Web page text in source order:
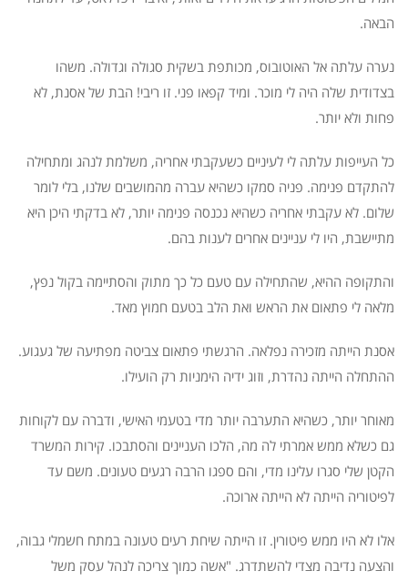
הבאה.
נערה עלתה אל האוטובוס, מכותפת בשקית סגולה וגדולה. משהו
בצדודית שלה היה לי מוכר. ומיד קפאו פני. זו ריבי! הבת של אסנת, לא
פחות ולא יותר.
כל העייפות עלתה לי לעיניים כשעקבתי אחריה, משלמת לנהג ומתחילה
להתקדם פנימה. פניה סמקו כשהיא עברה מהמושבים שלנו, בלי לומר
שלום. לא עקבתי אחריה כשהיא נכנסה פנימה יותר, לא בדקתי היכן היא
מתיישבת, היו לי עניינים אחרים לענות בהם.
והתקופה ההיא, שהתחילה עם טעם כל כך מתוק והסתיימה בקול נפץ,
מלאה לי פתאום את הראש ואת הלב בטעם חמוץ מאד.
אסנת הייתה מזכירה נפלאה. הרגשתי פתאום צביטה מפתיעה של געגוע.
ההתחלה הייתה נהדרת, וזוג ידיה הימניות רק הועילו.
מאוחר יותר, כשהיא התערבה יותר מדי בטעמי האישי, ודברה עם לקוחות
גם כשלא ממש אמרתי לה מה, הלכו העניינים והסתבכו. קירות המשרד
הקטן שלי סגרו עלינו מדי, והם ספגו הרבה רגעים טעונים. משם עד
לפיטוריה הייתה לא הייתה ארוכה.
אלו לא היו ממש פיטורין. זו הייתה שיחת רעים טעונה במתח חשמלי גבוה,
והצעה נדיבה מצדי להשתדרג. "אשה כמוך צריכה לנהל עסק משל